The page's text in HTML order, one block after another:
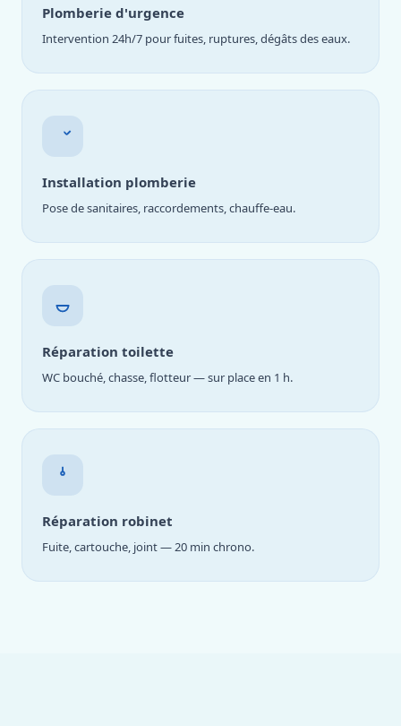
Plomberie d'urgence
Intervention 24h/7 pour fuites, ruptures, dégâts des eaux.
Installation plomberie
Pose de sanitaires, raccordements, chauffe-eau.
Réparation toilette
WC bouché, chasse, flotteur — sur place en 1 h.
Réparation robinet
Fuite, cartouche, joint — 20 min chrono.